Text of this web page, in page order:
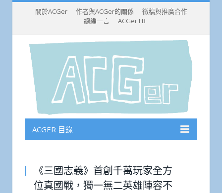
關於ACGer 作者與ACGer的關係
徵稿與推廣合作
總編一言
ACGer FB
ACGER 目錄
《三國志義》首創千萬玩家全方
位真國戰，獨一無二英雄陣容不